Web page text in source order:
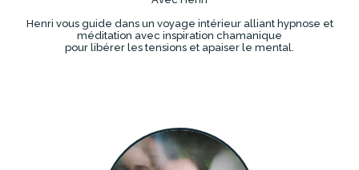
Henri vous guide dans un voyage intérieur alliant hypnose et
méditation avec inspiration chamanique
pour libérer les tensions et apaiser le mental.